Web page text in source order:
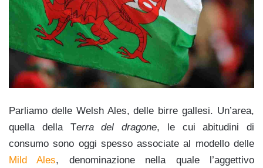
Parliamo delle Welsh Ales, delle birre gallesi. Un’area,
quella della Terra del dragone, le cui abitudini di
consumo sono oggi spesso associate al modello delle
Mild Ales, denominazione nella quale l’aggettivo